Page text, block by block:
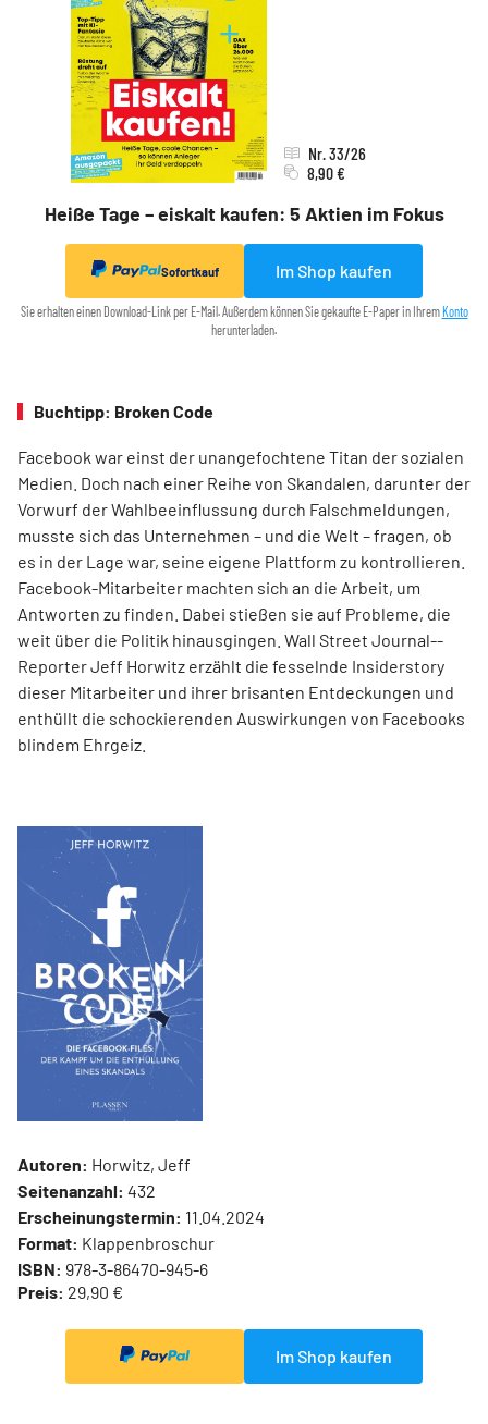
Heiße Tage – eiskalt kaufen: 5 Aktien im Fokus
Nr. 33/26
8,90 €
Sofortkauf Im Shop kaufen
Sie erhalten einen Download-Link per E-Mail. Außerdem können Sie gekaufte E-Paper in Ihrem Konto
herunterladen.
Buchtipp: Broken Code
Facebook war einst der unangefochtene Titan der sozialen
Medien. Doch nach einer Reihe von Skandalen, darunter der
Vorwurf der Wahlbeeinflussung durch Falschmeldungen,
musste sich das Unternehmen – und die Welt – fragen, ob
es in der Lage war, seine eigene Plattform zu kontrollieren.
Facebook-Mitarbeiter machten sich an die Arbeit, um
Antworten zu finden. Dabei stießen sie auf Probleme, die
weit über die Politik hinausgingen. Wall Street Journal-­
Reporter Jeff Horwitz erzählt die fesselnde Insiderstory
dieser Mitarbeiter und ihrer brisanten Entdeckungen und
enthüllt die schockierenden Auswirkungen von Facebooks
blindem Ehrgeiz.
Autoren: Horwitz, Jeff
Seitenanzahl: 432
Erscheinungstermin: 11.04.2024
Format: Klappenbroschur
ISBN: 978-3-86470-945-6
Preis: 29,90 €
Im Shop kaufen